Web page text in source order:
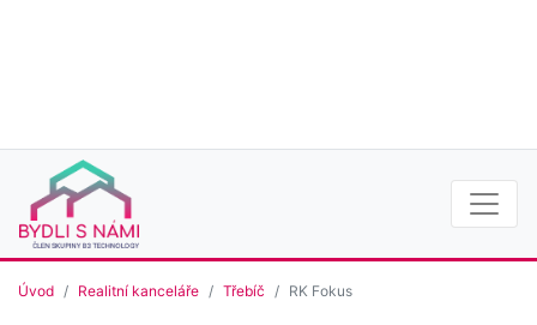
Úvod Realitní kanceláře Třebíč RK Fokus